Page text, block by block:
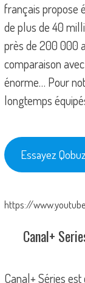
français propose
de plus de 40
près de 200 000
comparaison
énorme… Pour
longtemps
Essayez
https://
Canal+
Canal+ Séries